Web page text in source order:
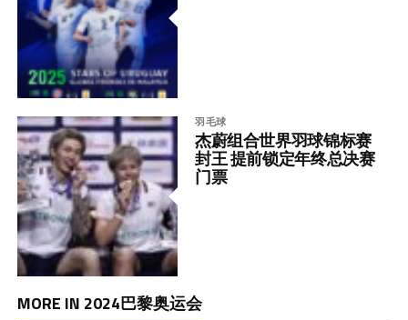
羽毛球
杰蔚组合世界羽球锦标赛
封王 提前锁定年终总决赛
门票
MORE IN 2024巴黎奥运会